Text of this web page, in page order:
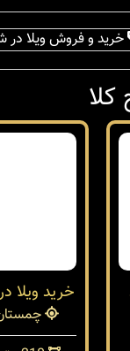
خرید و فروش ویلا در
خرید ویلا